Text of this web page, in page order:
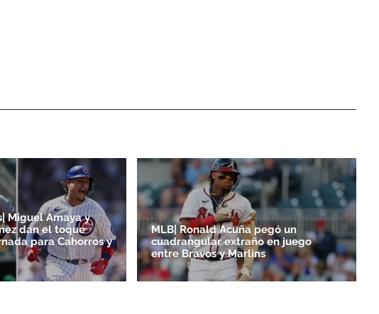
Miguel Amaya y
dan el toque
para Cahorros y
MLB| Ronald Acuña pegó un
cuadrangular extraño en juego
entre Bravos y Marlins